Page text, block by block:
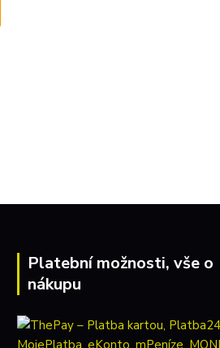
Platební možnosti, vše o
nákupu